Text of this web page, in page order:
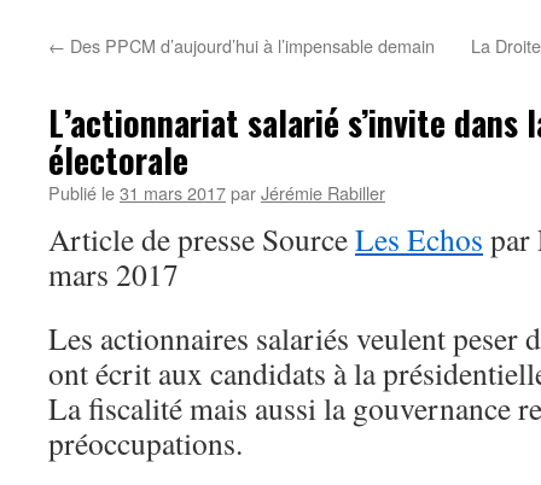
← Des PPCM d’aujourd’hui à l’impensable demain La
L’actionnariat salarié s’invite dans
électorale
Publié le31 mars 2017parJérémie Rabiller
Article de presse SourceLes Echos par
mars 2017
Les actionnaires salariés veulent peser
ont écrit aux candidats à la
La fiscalité mais aussi la gouvernance
préoccupations.